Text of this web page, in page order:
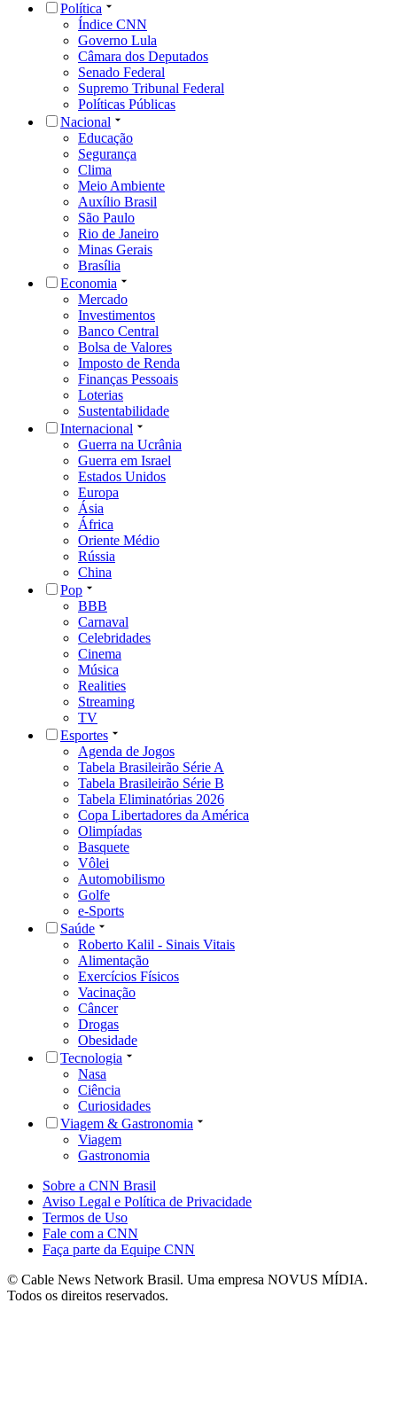
Política
Índice CNN
Governo Lula
Câmara dos Deputados
Senado Federal
Supremo Tribunal Federal
Políticas Públicas
Nacional
Educação
Segurança
Clima
Meio Ambiente
Auxílio Brasil
São Paulo
Rio de Janeiro
Minas Gerais
Brasília
Economia
Mercado
Investimentos
Banco Central
Bolsa de Valores
Imposto de Renda
Finanças Pessoais
Loterias
Sustentabilidade
Internacional
Guerra na Ucrânia
Guerra em Israel
Estados Unidos
Europa
Ásia
África
Oriente Médio
Rússia
China
Pop
BBB
Carnaval
Celebridades
Cinema
Música
Realities
Streaming
TV
Esportes
Agenda de Jogos
Tabela Brasileirão Série A
Tabela Brasileirão Série B
Tabela Eliminatórias 2026
Copa Libertadores da América
Olimpíadas
Basquete
Vôlei
Automobilismo
Golfe
e-Sports
Saúde
Roberto Kalil - Sinais Vitais
Alimentação
Exercícios Físicos
Vacinação
Câncer
Drogas
Obesidade
Tecnologia
Nasa
Ciência
Curiosidades
Viagem & Gastronomia
Viagem
Gastronomia
Sobre a CNN Brasil
Aviso Legal e Política de Privacidade
Termos de Uso
Fale com a CNN
Faça parte da Equipe CNN
© Cable News Network Brasil. Uma empresa NOVUS MÍDIA.
Todos os direitos reservados.